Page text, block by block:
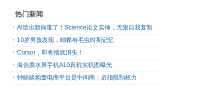
热门新闻
AI造出新病毒了！Science论文实锤，无限自我复制
10岁男孩发现，蝴蝶有毛虫时期记忆
Cursor，即将彻底消失！
海信墨水屏手机A10真机实机图曝光
钟睒睒炮轰电商平台是中间商：必须限制权力